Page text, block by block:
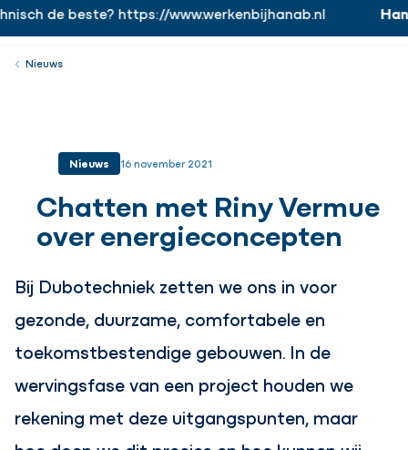
https://www.werkenbijhanab.nl
de beste? https://www.werkenbijhanab.nl
Werken bij Menu
Nieuws
Nieuws 16 november 2021
Chatten met Riny Vermue
over energieconcepten
Bij Dubotechniek zetten we ons in voor
gezonde, duurzame, comfortabele en
toekomstbestendige gebouwen. In de
wervingsfase van een project houden we
rekening met deze uitgangspunten, maar